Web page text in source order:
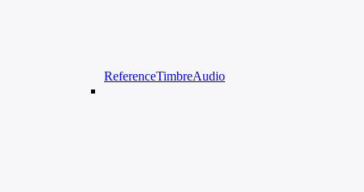
ReferenceTimbreAudio